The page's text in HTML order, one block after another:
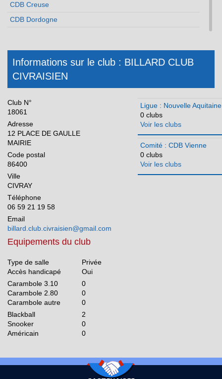
CDB Creuse
CDB Dordogne
CDB Landes
CDB Lot et Garonne
CDB Pyrénées Atlantiques
CDB Vienne
CDB Haute Vienne
Occitanie
Pays de la Loire
Réunion
Informations sur le club : BILLARD CLUB
CIVRAISIEN
Club N°
18061
Adresse
12 PLACE DE GAULLE
MAIRIE
Code postal
86400
Ville
CIVRAY
Téléphone
06 59 21 19 58
Email
billard.club.civraisien@gmail.com
Ligue : Nouvelle Aquitaine
0 clubs
Voir les clubs
Comité : CDB Vienne
0 clubs
Voir les clubs
Equipements du club
Type de salle
Privée
Accès handicapé
Oui
Carambole 3.10
0
Carambole 2.80
0
Carambole autre
0
Blackball
2
Snooker
0
Américain
0